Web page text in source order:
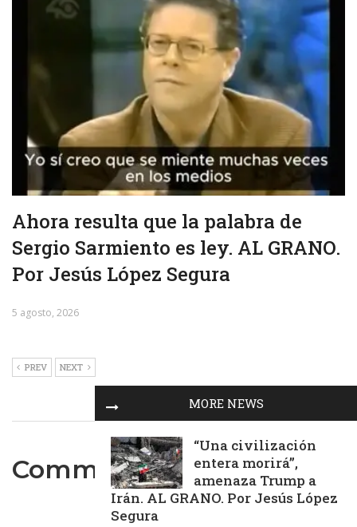
Ahora resulta que la palabra de
Sergio Sarmiento es ley. AL GRANO.
Por Jesús López Segura
5 agosto, 2026
PREV NEXT
Comments are closed.
MORE NEWS
“Una civilización
entera morirá”,
amenaza Trump a
Irán. AL GRANO. Por Jesús López
Segura